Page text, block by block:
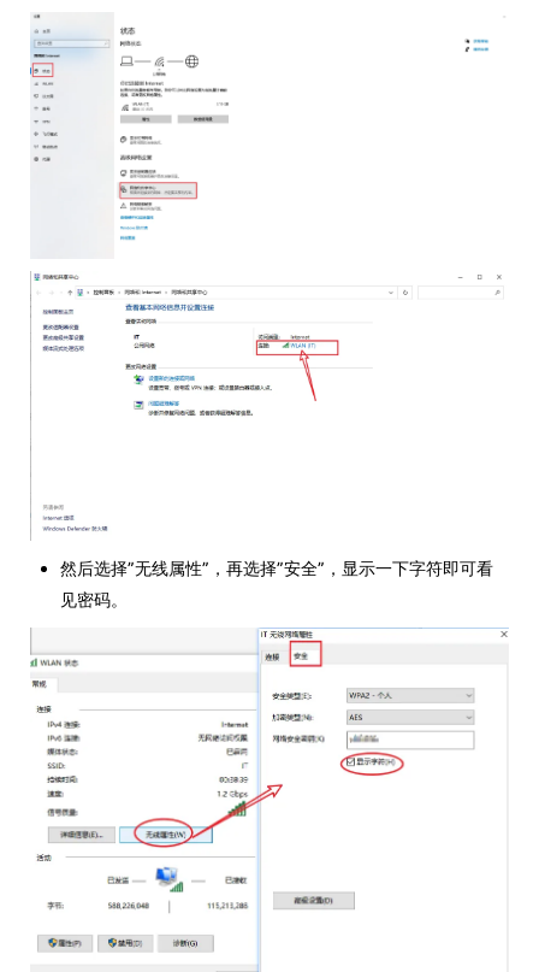
然后选择”无线属性”，再选择”安全”，显示一下字符即可看
见密码。